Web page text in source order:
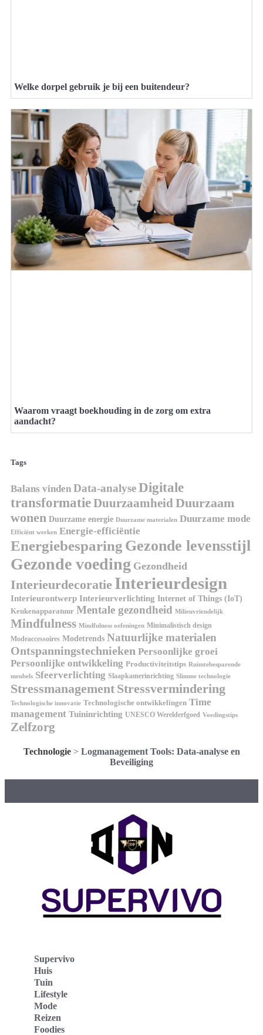
Welke dorpel gebruik je bij een buitendeur?
Waarom vraagt boekhouding in de zorg om extra
aandacht?
Tags
Balans vinden Data-analyseDigitale
transformatieDuurzaamheidDuurzaam
wonen Duurzame energie Duurzame materialen Duurzame mode
Efficiënt werken Energie-efficiëntie
Energiebesparing Gezonde levensstijl
Gezonde voeding Gezondheid
Interieurdecoratie Interieurdesign
Interieurontwerp Interieurverlichting Internet of Things (IoT)
Keukenapparatuur Mentale gezondheid Milieuvriendelijk
Mindfulness Mindfulness oefeningen Minimalistisch design
Modeaccessoires Modetrends Natuurlijke materialen
Ontspanningstechnieken Persoonlijke groei
Persoonlijke ontwikkeling Productiviteitstips Ruimtebesparende
meubels Sfeerverlichting Slaapkamerinrichting Slimme technologie
Stressmanagement Stressvermindering
Technologische innovatie Technologische ontwikkelingen Time
management Tuininrichting UNESCO Werelderfgoed Voedingstips
Zelfzorg
Technologie> Logmanagement Tools: Data-analyse en
Beveiliging
Supervivo
Huis
Tuin
Lifestyle
Mode
Reizen
Foodies